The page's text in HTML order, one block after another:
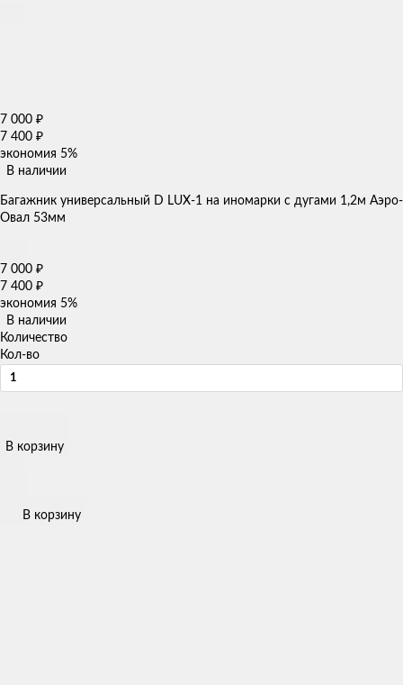
7 000 ₽
7 400 ₽
экономия 5%
В наличии
Багажник универсальный D LUX-1 на иномарки с дугами 1,2м Аэро-
Овал 53мм
7 000 ₽
7 400 ₽
экономия 5%
В наличии
Количество
Кол-во
В корзину
В корзину